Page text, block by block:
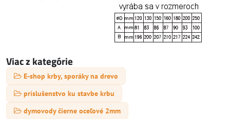
Viac z kategórie
E-shop krby, sporáky na drevo
príslušenstvo ku stavbe krbu
dymovody čierne oceľové 2mm